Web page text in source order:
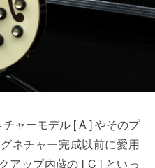
ャーモデル [ A ] やそのプ
ネチャー完成以前に愛用
アップ内蔵の [ C ] といっ